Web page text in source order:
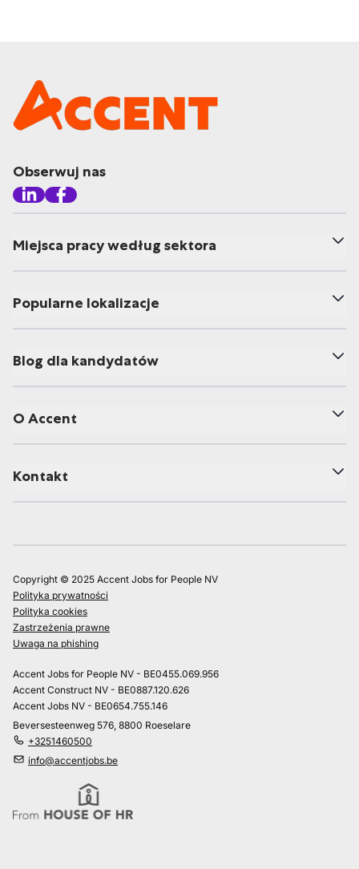
Obserwuj nas
Miejsca pracy według sektora
Popularne lokalizacje
Blog dla kandydatów
O Accent
Kontakt
Copyright © 2025 Accent Jobs for People NV
Polityka prywatności
Polityka cookies
Zastrzeżenia prawne
Uwaga na phishing
Accent Jobs for People NV - BE0455.069.956
Accent Construct NV - BE0887.120.626
Accent Jobs NV - BE0654.755.146
Beversesteenweg 576, 8800 Roeselare
+3251460500
info@accentjobs.be